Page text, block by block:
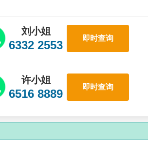
刘小姐
6332 2553
即时查询
许小姐
6516 8889
即时查询